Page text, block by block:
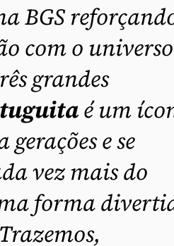
BGS
com o universo
grandes
é um
gerações e se
vez mais do
forma